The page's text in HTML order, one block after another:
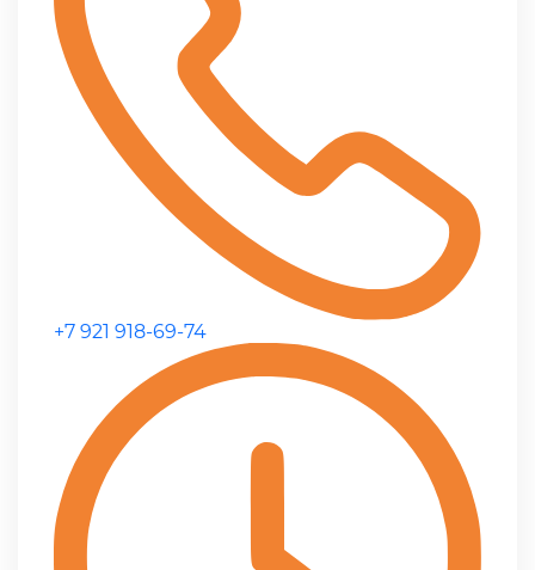
+7 921 918-69-74